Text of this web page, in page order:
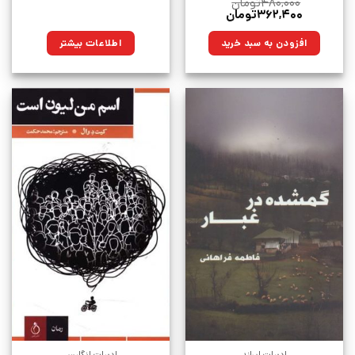
قیمت
۴۸۰,۰۰۰تومان
بود.
۳۶۲,۴۰۰تومان
۳۶۲,۴۰۰تومان.افزودن به سبد خرید اطلاعات بیشتر